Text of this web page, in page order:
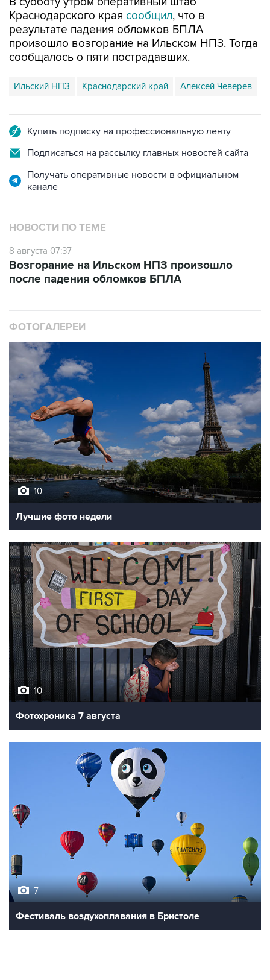
Краснодарского края сообщил, что в
результате падения обломков БПЛА
произошло возгорание на Ильском НПЗ. Тогда
сообщалось о пяти пострадавших.
Ильский НПЗ Краснодарский край Алексей Чеверев
Купить подписку на профессиональную ленту
Подписаться на рассылку главных новостей сайта
Получать оперативные новости в официальном
канале
НОВОСТИ ПО ТЕМЕ
8 августа 07:37
Возгорание на Ильском НПЗ произошло
после падения обломков БПЛА
ФОТОГАЛЕРЕИ
10
Лучшие фото недели
10
Фотохроника 7 августа
7
Фестиваль воздухоплавания в Бристоле